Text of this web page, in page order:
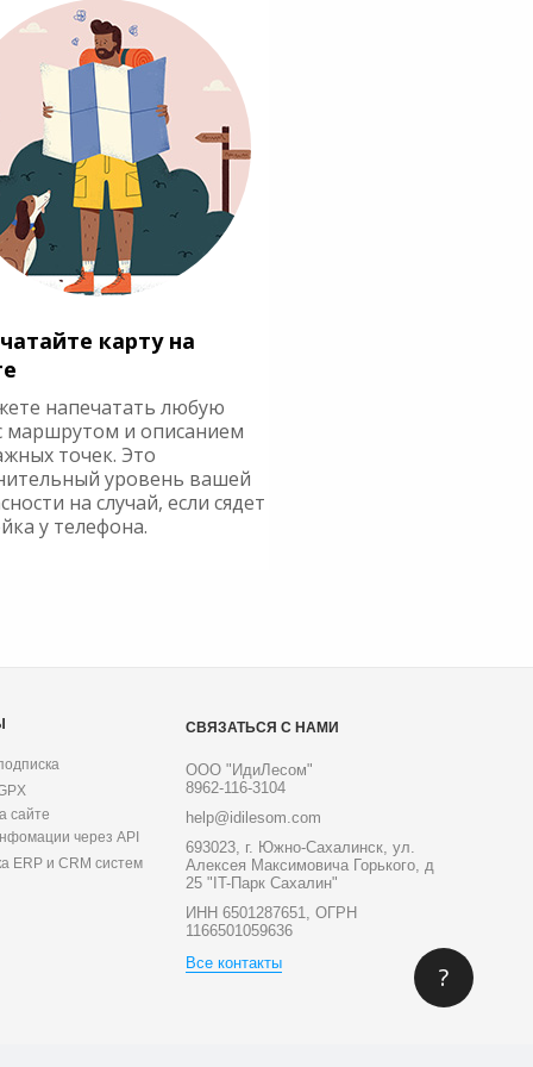
карту на
напечатать любую
маршрутом и описанием
точек. Это
уровень вашей
на случай, если сядет
у телефона.
сайте
через API
ERP и CRM систем
СВЯЗАТЬСЯ С НАМИ
ООО "ИдиЛесом"
8962-116-3104
help@idilesom.com
693023, г. Южно-Сахалинск, ул.
Алексея Максимовича Горького, д
25 "IT-Парк Сахалин"
ИНН 6501287651, ОГРН
1166501059636
Все контакты
?